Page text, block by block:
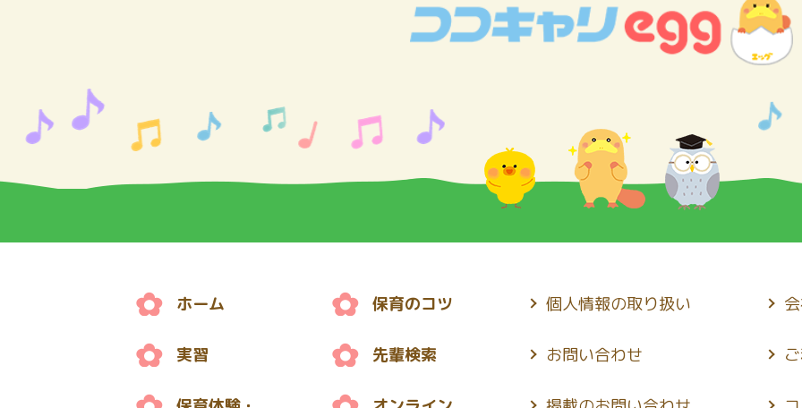
ホーム
実習
保育のコツ
先輩検索
個人情報の取り扱い
お問い合わせ